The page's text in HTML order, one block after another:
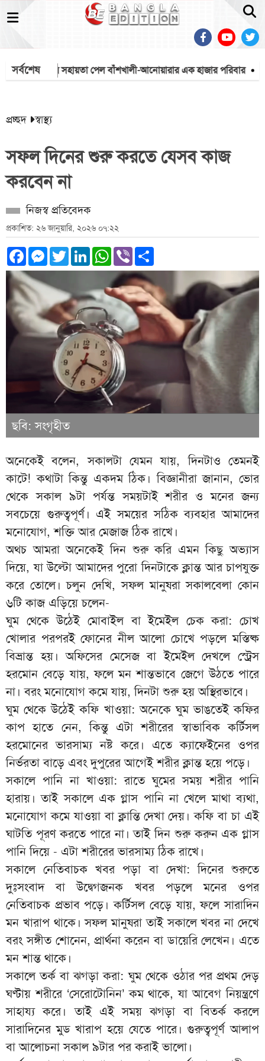
সর্বশেষ
মিশনের সহায়তা পেল বাঁশখালী-আনোয়ারার এক হাজার পরিবার
প্রচ্ছদ স্বাস্থ্য
সফল দিনের শুরু করতে যেসব কাজ
করবেন না
নিজস্ব প্রতিবেদক
প্রকাশিত: ২৬ জানুয়ারি, ২০২৬ ০৭:২২
Facebook
Messenger
TwitterLinkedInWhatsApp
Viber
ছবি: সংগৃহীত
অনেকেই বলেন, সকালটা যেমন যায়, দিনটাও তেমনই
কাটে! কথাটা কিন্তু একদম ঠিক। বিজ্ঞানীরা জানান, ভোর
থেকে সকাল ৯টা পর্যন্ত সময়টাই শরীর ও মনের জন্য
সবচেয়ে গুরুত্বপূর্ণ। এই সময়ের সঠিক ব্যবহার আমাদের
মনোযোগ, শক্তি আর মেজাজ ঠিক রাখে।
অথচ আমরা অনেকেই দিন শুরু করি এমন কিছু অভ্যাস
দিয়ে, যা উল্টো আমাদের পুরো দিনটাকে ক্লান্ত আর চাপযুক্ত
করে তোলে। চলুন দেখি, সফল মানুষরা সকালবেলা কোন
৬টি কাজ এড়িয়ে চলেন-
ঘুম থেকে উঠেই মোবাইল বা ইমেইল চেক করা: চোখ
খোলার পরপরই ফোনের নীল আলো চোখে পড়লে মস্তিষ্ক
বিভ্রান্ত হয়। অফিসের মেসেজ বা ইমেইল দেখলে স্ট্রেস
হরমোন বেড়ে যায়, ফলে মন শান্তভাবে জেগে উঠতে পারে
না। বরং মনোযোগ কমে যায়, দিনটা শুরু হয় অস্থিরভাবে।
ঘুম থেকে উঠেই কফি খাওয়া: অনেকে ঘুম ভাঙতেই কফির
কাপ হাতে নেন, কিন্তু এটা শরীরের স্বাভাবিক কর্টিসল
হরমোনের ভারসাম্য নষ্ট করে। এতে ক্যাফেইনের ওপর
নির্ভরতা বাড়ে এবং দুপুরের আগেই শরীর ক্লান্ত হয়ে পড়ে।
সকালে পানি না খাওয়া: রাতে ঘুমের সময় শরীর পানি
হারায়। তাই সকালে এক গ্লাস পানি না খেলে মাথা ব্যথা,
মনোযোগ কমে যাওয়া বা ক্লান্তি দেখা দেয়। কফি বা চা এই
ঘাটতি পূরণ করতে পারে না। তাই দিন শুরু করুন এক গ্লাস
পানি দিয়ে - এটা শরীরের ভারসাম্য ঠিক রাখে।
সকালে নেতিবাচক খবর পড়া বা দেখা: দিনের শুরুতে
দুঃসংবাদ বা উদ্বেগজনক খবর পড়লে মনের ওপর
নেতিবাচক প্রভাব পড়ে। কর্টিসল বেড়ে যায়, ফলে সারাদিন
মন খারাপ থাকে। সফল মানুষরা তাই সকালে খবর না দেখে
বরং সঙ্গীত শোনেন, প্রার্থনা করেন বা ডায়েরি লেখেন। এতে
মন শান্ত থাকে।
সকালে তর্ক বা ঝগড়া করা: ঘুম থেকে ওঠার পর প্রথম দেড়
ঘণ্টায় শরীরে ‘সেরোটোনিন’ কম থাকে, যা আবেগ নিয়ন্ত্রণে
সাহায্য করে। তাই এই সময় ঝগড়া বা বিতর্ক করলে
সারাদিনের মুড খারাপ হয়ে যেতে পারে। গুরুত্বপূর্ণ আলাপ
বা আলোচনা সকাল ৯টার পর করাই ভালো।